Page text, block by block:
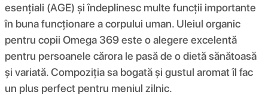
esențiali (AGE) și îndeplinesc multe funcții importante
în buna funcționare a corpului uman. Uleiul organic
pentru copii Omega 369 este o alegere excelentă
pentru persoanele cărora le pasă de o dietă sănătoasă
și variată. Compoziția sa bogată și gustul aromat îl fac
un plus perfect pentru meniul zilnic.